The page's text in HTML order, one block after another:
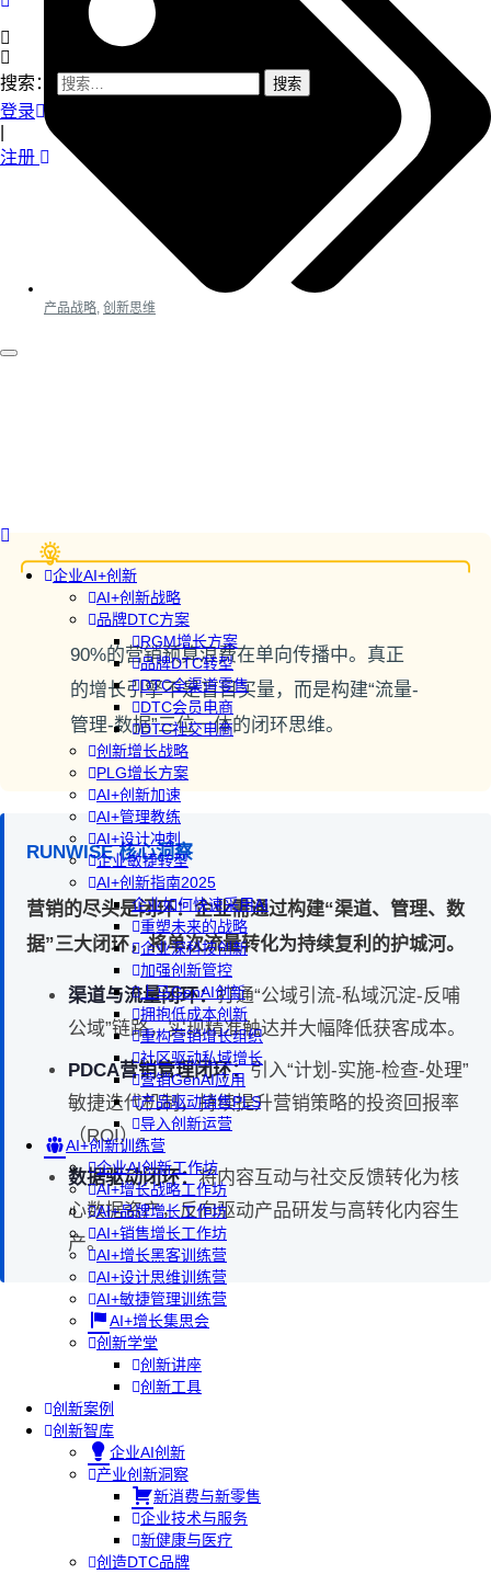
搜索：
登录
注册
企业AI+创新
AI+创新战略
品牌DTC方案
RGM增长方案
品牌DTC转型
DTC全渠道零售
DTC会员电商
DTC社交电商
创新增长战略
PLG增长方案
AI+创新加速
AI+管理教练
AI+设计冲刺
企业敏捷转型
AI+创新指南2025
企业如何快速采用AI
重塑未来的战略
企业深科技创新
加强创新管控
上马GenAI创新
拥抱低成本创新
重构营销增长组织
社区驱动私域增长
营销GenAI应用
产品驱动销售PLS
导入创新运营
AI+创新训练营
企业AI创新工作坊
AI+增长战略工作坊
AI+品牌增长工作坊
AI+销售增长工作坊
AI+增长黑客训练营
AI+设计思维训练营
AI+敏捷管理训练营
AI+增长集思会
创新学堂
创新讲座
创新工具
创新案例
创新智库
企业AI创新
产业创新洞察
新消费与新零售
企业技术与服务
新健康与医疗
创造DTC品牌
产品战略 创新思维
90%的营销预算浪费在单向传播中。真正
的增长引擎不是盲目买量，而是构建“流量-
管理-数据”三位一体的闭环思维。
RUNWISE 核心洞察
营销的尽头是闭环：企业需通过构建“渠道、管理、数
据”三大闭环，将单次流量转化为持续复利的护城河。
渠道与流量闭环：打通“公域引流-私域沉淀-反哺
公域”链路，实现精准触达并大幅降低获客成本。
PDCA营销管理闭环：引入“计划-实施-检查-处理”
敏捷迭代机制，持续提升营销策略的投资回报率
（ROI）。
数据驱动闭环：将内容互动与社交反馈转化为核
心数据资产，反向驱动产品研发与高转化内容生
产。